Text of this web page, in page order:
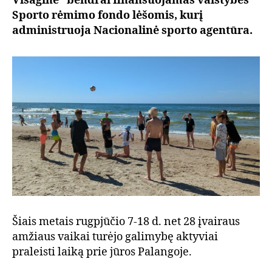
Sporto rėmimo fondo lėšomis, kurį
administruoja Nacionalinė sporto agentūra.
Šiais metais rugpjūčio 7-18 d. net 28 įvairaus
amžiaus vaikai turėjo galimybę aktyviai
praleisti laiką prie jūros Palangoje.